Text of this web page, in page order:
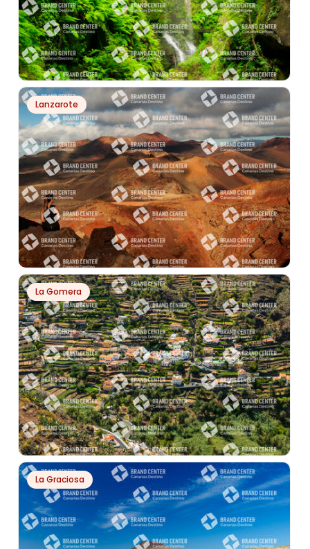
PH7708
BOSQUE DE LOS TILOS
Lanzarote
PH7711
PARQUE NACIONAL DE TIMANFAYA
La Gomera
PH25446
MIRADOR DE LA CURVA DEL QUESO
La Graciosa